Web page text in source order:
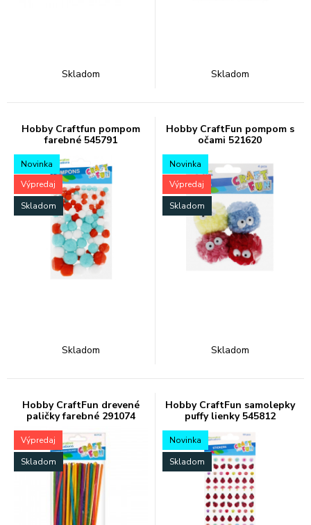
Skladom Skladom
Hobby Craftfun pompom
farebné 545791
Novinka
Výpredaj
Skladom
Skladom
Hobby CraftFun pompom s
očami 521620
Novinka
Výpredaj
Skladom
Skladom
Hobby CraftFun drevené
paličky farebné 291074
Výpredaj
Skladom
Hobby CraftFun samolepky
puffy lienky 545812
Novinka
Skladom